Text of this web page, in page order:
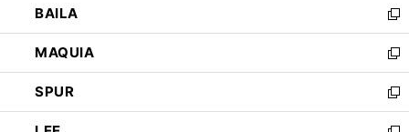
く
ィ
ン
ド
ウ
で
開
い
ウ
ィ
ン
ド
ウ
BAILA
新
し
い
ウ
ィ
ン
MAQUIA
新
し
い
ウ
SPUR
新
し